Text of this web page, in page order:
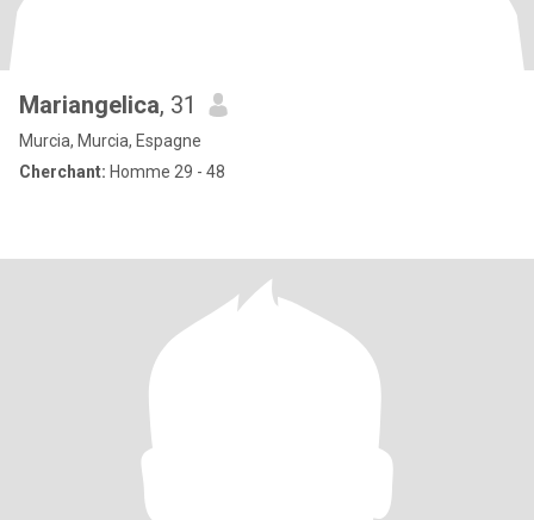
Mariangelica, 31
Murcia, Murcia, Espagne
Cherchant: Homme 29 - 48